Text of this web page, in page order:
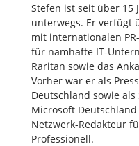
Stefen ist seit über 15
unterwegs. Er verfügt
mit internationalen
für namhafte IT-
Raritan sowie das
Vorher war er als
Deutschland sowie
Microsoft
Netzwerk-Redakteur
Professionell.